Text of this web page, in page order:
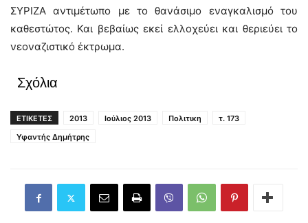
ΣΥΡΙΖΑ αντιμέτωπο με το θανάσιμο εναγκαλισμό του
καθεστώτος. Και βεβαίως εκεί ελλοχεύει και θεριεύει το
νεοναζιστικό έκτρωμα.
Σχόλια
ΕΤΙΚΕΤΕΣ 2013 Ιούλιος 2013 Πολιτικη
τ. 173
Υφαντής Δημήτρης